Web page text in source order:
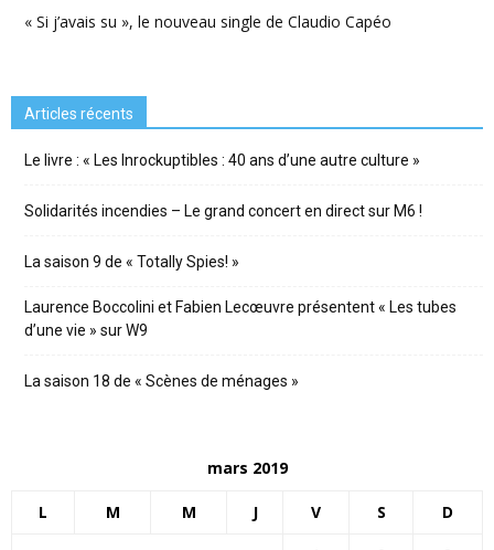
« Si j’avais su », le nouveau single de Claudio Capéo
Articles récents
Le livre : « Les Inrockuptibles : 40 ans d’une autre culture »
Solidarités incendies – Le grand concert en direct sur M6 !
La saison 9 de « Totally Spies! »
Laurence Boccolini et Fabien Lecœuvre présentent « Les tubes
d’une vie » sur W9
La saison 18 de « Scènes de ménages »
mars 2019
L M M J V S D